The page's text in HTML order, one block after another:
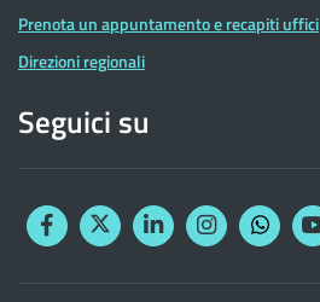
Prenota un appuntamento e recapiti uffici
Direzioni regionali
Seguici su
FacebookTwitterLinkedinInstagram